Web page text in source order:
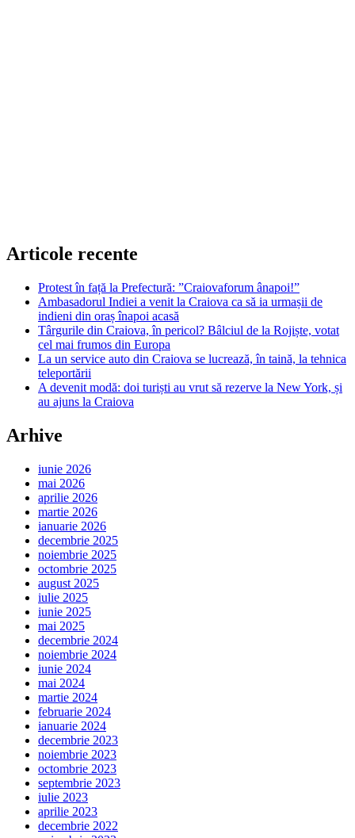
Articole recente
Protest în față la Prefectură: ”Craiovaforum ânapoi!”
Ambasadorul Indiei a venit la Craiova ca să ia urmașii de
indieni din oraș înapoi acasă
Târgurile din Craiova, în pericol? Bâlciul de la Rojiște, votat
cel mai frumos din Europa
La un service auto din Craiova se lucrează, în taină, la tehnica
teleportării
A devenit modă: doi turiști au vrut să rezerve la New York, și
au ajuns la Craiova
Arhive
iunie 2026
mai 2026
aprilie 2026
martie 2026
ianuarie 2026
decembrie 2025
noiembrie 2025
octombrie 2025
august 2025
iulie 2025
iunie 2025
mai 2025
decembrie 2024
noiembrie 2024
iunie 2024
mai 2024
martie 2024
februarie 2024
ianuarie 2024
decembrie 2023
noiembrie 2023
octombrie 2023
septembrie 2023
iulie 2023
aprilie 2023
decembrie 2022